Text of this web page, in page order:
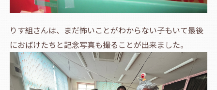
りす組さんは、まだ怖いことがわからない子もいて最後
におばけたちと記念写真も撮ることが出来ました。